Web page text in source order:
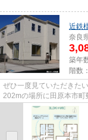
近鉄
奈良
築年
階数
ぜひ一度見ていただきた
202mの場所に田原本市
エネ対策物件はこちらです